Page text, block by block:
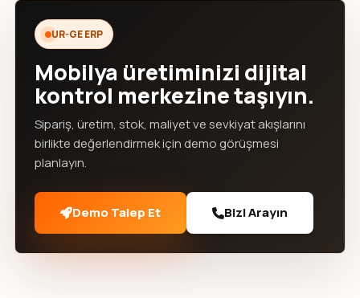
UR-GE ERP
Mobilya üretiminizi dijital
kontrol merkezine taşıyın.
Sipariş, üretim, stok, maliyet ve sevkiyat akışlarını
birlikte değerlendirmek için demo görüşmesi
planlayın.
Demo Talep Et Bizi Arayın